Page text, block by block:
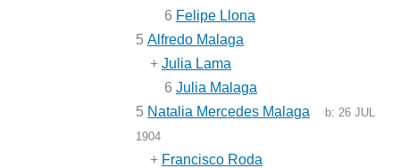
6 Felipe Llona
5 Alfredo Malaga
+ Julia Lama
6 Julia Malaga
5 Natalia Mercedes Malaga b:26 JUL
1904
+ Francisco Roda